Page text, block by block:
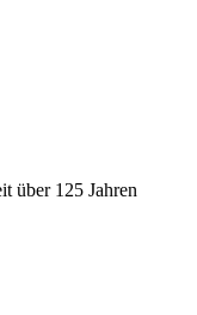
über 125 Jahren